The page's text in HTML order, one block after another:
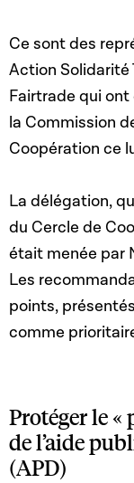
Ce sont des
Action Solidarité
Fairtrade qui
la Commission
Coopération ce
La délégation,
du Cercle de
était menée par
Les
points,
comme
Protéger le
de l’aide
(APD)